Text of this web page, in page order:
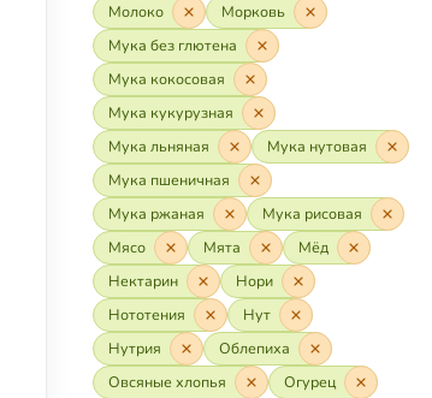
Молоко
Морковь
Мука без глютена
Мука кокосовая
Мука кукурузная
Мука льняная
Мука нутовая
Мука пшеничная
Мука ржаная
Мука рисовая
Мясо
Мята
Мёд
Нектарин
Нори
Нототения
Нут
Нутрия
Облепиха
Овсяные хлопья
Огурец